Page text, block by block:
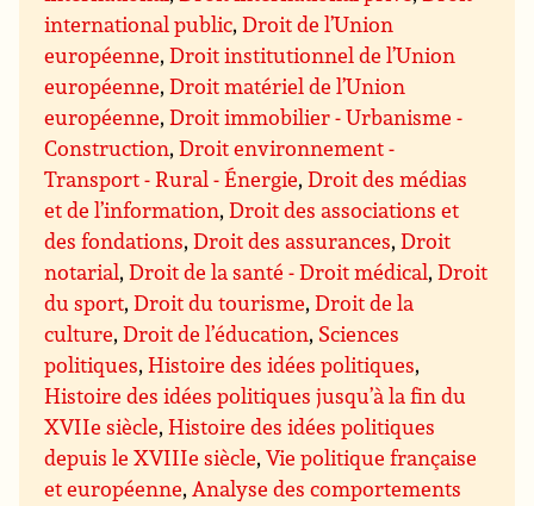
international public,Droit de l’Union
européenne,Droit institutionnel de l’Union
européenne,Droit matériel de l’Union
européenne,Droit immobilier - Urbanisme -
Construction,Droit environnement -
Transport - Rural - Énergie,Droit des médias
et de l’information,Droit des associations et
des fondations,Droit des assurances,Droit
notarial,Droit de la santé - Droit médical,Droit
du sport,Droit du tourisme,Droit de la
culture,Droit de l’éducation, Sciences
politiques,Histoire des idées politiques,
Histoire des idées politiques jusqu’à la fin du
XVIIe siècle,Histoire des idées politiques
depuis le XVIIIe siècle,Vie politique française
et européenne, Analyse des comportements